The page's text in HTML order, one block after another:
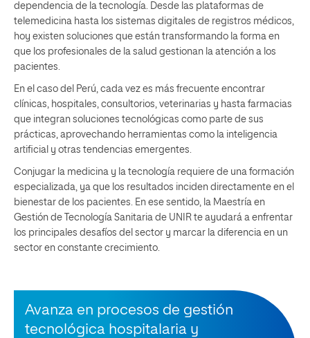
dependencia de la tecnología. Desde las plataformas de
telemedicina hasta los sistemas digitales de registros médicos,
hoy existen soluciones que están transformando la forma en
que los profesionales de la salud gestionan la atención a los
pacientes.
En el caso del Perú, cada vez es más frecuente encontrar
clínicas, hospitales, consultorios, veterinarias y hasta farmacias
que integran soluciones tecnológicas como parte de sus
prácticas, aprovechando herramientas como la inteligencia
artificial y otras tendencias emergentes.
Conjugar la medicina y la tecnología requiere de una formación
especializada, ya que los resultados inciden directamente en el
bienestar de los pacientes. En ese sentido, la Maestría en
Gestión de Tecnología Sanitaria de UNIR te ayudará a enfrentar
los principales desafíos del sector y marcar la diferencia en un
sector en constante crecimiento.
Avanza en procesos de gestión
tecnológica hospitalaria y